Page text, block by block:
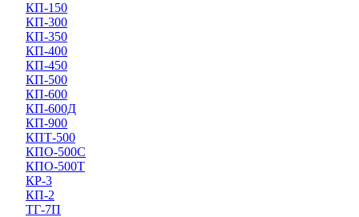
КП-150
КП-300
КП-350
КП-400
КП-450
КП-500
КП-600
КП-600Д
КП-900
КПТ-500
КПО-500С
КПО-500Т
КР-3
КП-2
ТГ-7П